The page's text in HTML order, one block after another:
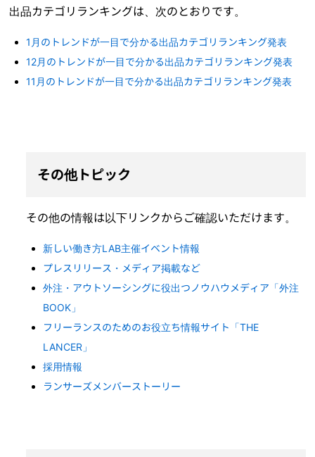
出品カテゴリランキングは、次のとおりです。
1月のトレンドが一目で分かる出品カテゴリランキング発表
12月のトレンドが一目で分かる出品カテゴリランキング発表
11月のトレンドが一目で分かる出品カテゴリランキング発表
その他トピック
その他の情報は以下リンクからご確認いただけます。
新しい働き方LAB主催イベント情報
プレスリリース・メディア掲載など
外注・アウトソーシングに役出つノウハウメディア「外注
BOOK」
フリーランスのためのお役立ち情報サイト「THE
LANCER」
採用情報
ランサーズメンバーストーリー